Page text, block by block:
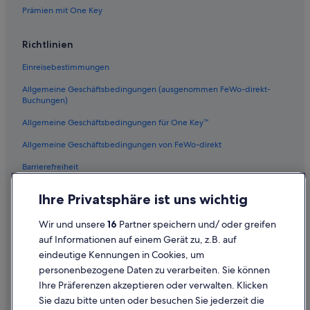
Hotels mit Klimaanlage in Kreta
Hotels mit Aussicht in Kreta
Landhotels in Kreta
Hotels mit Yoga in Kreta
Haustierfreundliche in Kreta
Hotels mit WLAN in Kreta
Hotels nahe Naturhistorisches Museum von Kreta
Baumhäuser in Kreta
Lodges in Kreta
Hotels mit Fitnessbereich in Kreta
Pensionen in Kreta
Prämien mit One Key
Richtlinien
Einreisebestimmungen
Allgemeine Geschäftsbedingungen (ausgenommen FeWo-direkt-
Buchungen)
Allgemeine Geschäftsbedingungen für One Key™
Allgemeine Geschäftsbedingungen von FeWo-direkt
Barrierefreiheit
Inhaltsrichtlinien und Melden von Inhalten
Hilfe
Ihre Privatsphäre ist uns wichtig
Wir und unsere16 Partner speichern und/ oder greifen
auf Informationen auf einem Gerät zu, z.B. auf
eindeutige Kennungen in Cookies, um
personenbezogene Daten zu verarbeiten. Sie können
Ihre Präferenzen akzeptieren oder verwalten. Klicken
Sie dazu bitte unten oder besuchen Sie jederzeit die